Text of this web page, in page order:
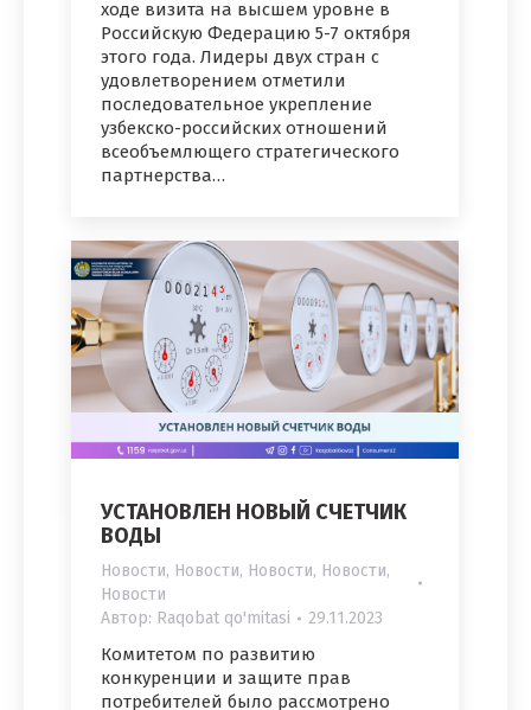
ходе визита на высшем уровне в
Российскую Федерацию 5-7 октября
этого года. Лидеры двух стран с
удовлетворением отметили
последовательное укрепление
узбекско-российских отношений
всеобъемлющего стратегического
партнерства…
УСТАНОВЛЕН НОВЫЙ СЧЕТЧИК
ВОДЫ
Новости, Новости, Новости, Новости,
Новости
Автор: Raqobat qo'mitasi 29.11.2023
Комитетом по развитию
конкуренции и защите прав
потребителей было рассмотрено